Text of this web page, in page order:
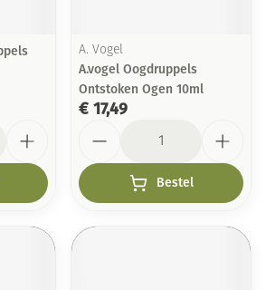
A. Vogel
A.vogel Oogdruppels
Ontstoken Ogen 10ml
€ 17,49
Bestel